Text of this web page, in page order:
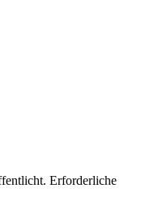
Erforderliche